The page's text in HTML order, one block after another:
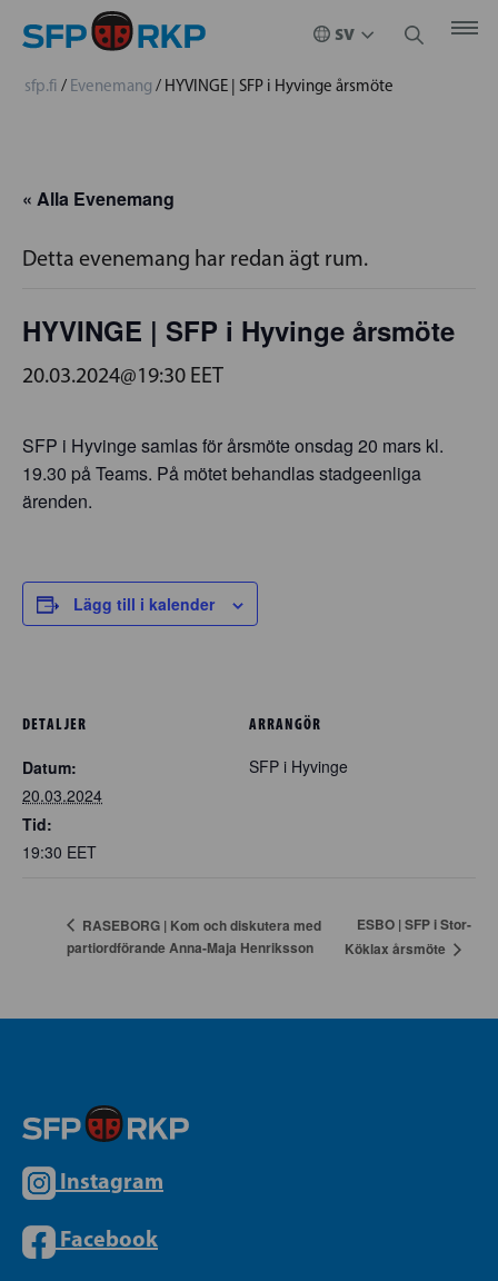
sfp.fi / Evenemang / HYVINGE | SFP i Hyvinge årsmöte
« Alla Evenemang
Detta evenemang har redan ägt rum.
HYVINGE | SFP i Hyvinge årsmöte
20.03.2024@19:30 EET
SFP i Hyvinge samlas för årsmöte onsdag 20 mars kl.
19.30 på Teams. På mötet behandlas stadgeenliga
ärenden.
Lägg till i kalender
DETALJER
Datum:
20.03.2024
Tid:
19:30 EET
ARRANGÖR
SFP i Hyvinge
RASEBORG | Kom och diskutera med
partiordförande Anna-Maja Henriksson
ESBO | SFP i Stor-
Köklax årsmöte
Instagram
Facebook